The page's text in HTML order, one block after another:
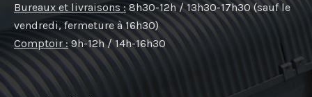
Bureaux et livraisons : 8h30-12h / 13h30-17h30 (sauf le
vendredi, fermeture à 16h30)
Comptoir : 9h-12h / 14h-16h30